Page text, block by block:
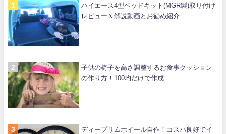
ハイエース4型ベッドキット(MGR製)取り付け
レビュー＆解説動画とお勧め紹介
子供の椅子を高さ調整するお食事クッション
の作り方！100均だけで作成
ディープリムホイール自作！コスパ良好でイ